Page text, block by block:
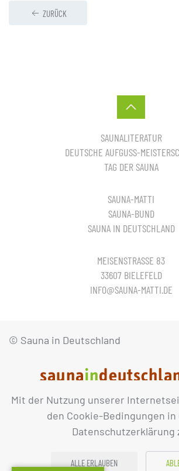
Mit der Nutzung unserer
den Cookie-Bedingungen
Datenschutzerklärung
ALLE ERLAUBEN
ZURÜCK
SAUNALITERATUR
DEUTSCHE AUFGUSS-
TAG DER SAUNA
SAUNA-MATTI
SAUNA-BUND
SAUNA IN DEUTSCHLAND
MEISENSTRASSE 83
33607 BIELEFELD
INFO@SAUNA-MATTI.DE
© Sauna in Deutschland